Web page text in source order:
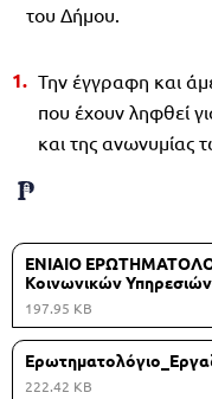
του Δήμου.
Την έγγραφη και
που έχουν ληφθεί
και της ανωνυμίας
ΕΝΙΑΙΟ
Κοινωνικών
197.95 KB
222.42 KB